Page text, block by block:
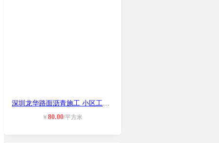
深圳龙华路面沥青施工 小区工业园沥
￥80.00/平方米